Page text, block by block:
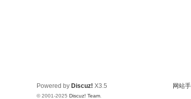
网站
Powered by Discuz! X3.5
© 2001-2025 Discuz! Team